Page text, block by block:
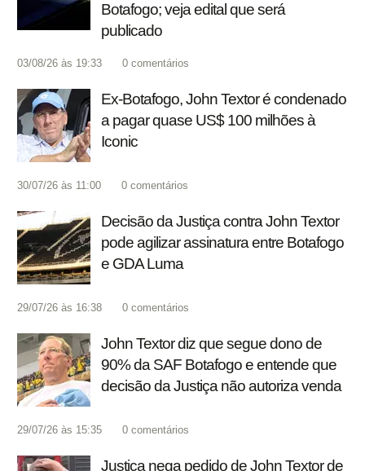
Botafogo; veja edital que será
publicado
03/08/26 às 19:33 0 comentários
Ex-Botafogo, John Textor é condenado
a pagar quase US$ 100 milhões à
Iconic
30/07/26 às 11:00 0 comentários
Decisão da Justiça contra John Textor
pode agilizar assinatura entre Botafogo
e GDA Luma
29/07/26 às 16:38 0 comentários
John Textor diz que segue dono de
90% da SAF Botafogo e entende que
decisão da Justiça não autoriza venda
29/07/26 às 15:35 0 comentários
Justiça nega pedido de John Textor de